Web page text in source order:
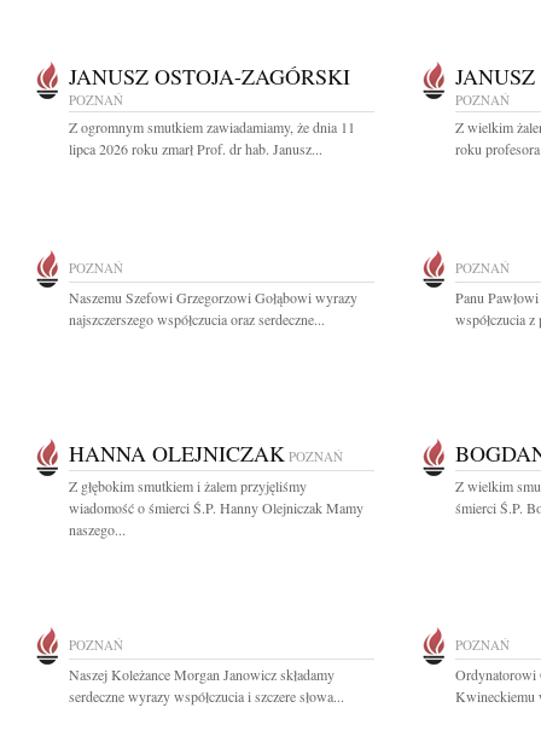
JANUSZ OSTOJA-ZAGÓRSKI
POZNAŃ
Z ogromnym smutkiem zawiadamiamy, że dnia 11
lipca 2026 roku zmarł Prof. dr hab. Janusz...
POZNAŃ
Z wielkim
roku
POZNAŃ
Naszemu Szefowi Grzegorzowi Gołąbowi wyrazy
najszczerszego współczucia oraz serdeczne...
POZNAŃ
Panu
współczucia
HANNA OLEJNICZAK POZNAŃ
Z głębokim smutkiem i żalem przyjęliśmy
wiadomość o śmierci Ś.P. Hanny Olejniczak Mamy
naszego...
Z wielkim
śmierci Ś.P.
POZNAŃ
Naszej Koleżance Morgan Janowicz składamy
serdeczne wyrazy współczucia i szczere słowa...
POZNAŃ
Ordynatorowi
Kwineckiemu